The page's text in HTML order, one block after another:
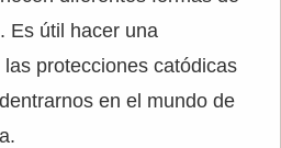
. Es útil hacer una
protecciones catódicas
en el mundo de